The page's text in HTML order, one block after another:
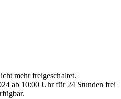
mehr freigeschaltet.
ab 10:00 Uhr für 24 Stunden frei